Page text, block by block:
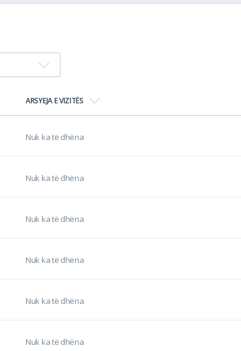
ARSYEJA E VIZITËS
Nuk ka të dhëna
Nuk ka të dhëna
Nuk ka të dhëna
Nuk ka të dhëna
Nuk ka të dhëna
Nuk ka të dhëna